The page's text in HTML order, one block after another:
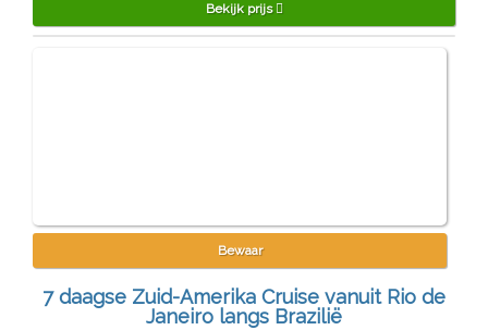
Bekijk prijs
Bewaar
7 daagse Zuid-Amerika Cruise vanuit Rio de
Janeiro langs Brazilië